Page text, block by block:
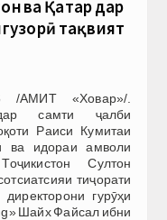
ва Қатар дар
тақвият
/АМИТ «Ховар»/.
самти ҷалби
Раиси Кумитаи
ва идораи амволи
Султон
тиҷорати
гурӯҳи
Шайх Файсал ибни